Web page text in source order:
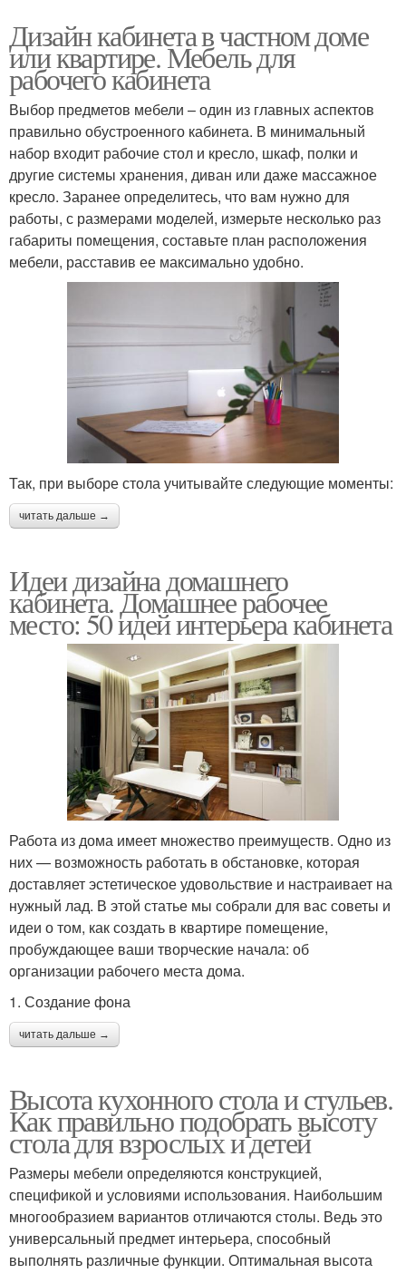
Дизайн кабинета в частном доме
или квартире. Мебель для
рабочего кабинета
Выбор предметов мебели – один из главных аспектов
правильно обустроенного кабинета. В минимальный
набор входит рабочие стол и кресло, шкаф, полки и
другие системы хранения, диван или даже массажное
кресло. Заранее определитесь, что вам нужно для
работы, с размерами моделей, измерьте несколько раз
габариты помещения, составьте план расположения
мебели, расставив ее максимально удобно.
Так, при выборе стола учитывайте следующие моменты:
читать дальше →
Идеи дизайна домашнего
кабинета. Домашнее рабочее
место: 50 идей интерьера кабинета
Работа из дома имеет множество преимуществ. Одно из
них — возможность работать в обстановке, которая
доставляет эстетическое удовольствие и настраивает на
нужный лад. В этой статье мы собрали для вас советы и
идеи о том, как создать в квартире помещение,
пробуждающее ваши творческие начала: об
организации рабочего места дома.
1. Создание фона
читать дальше →
Высота кухонного стола и стульев.
Как правильно подобрать высоту
стола для взрослых и детей
Размеры мебели определяются конструкцией,
спецификой и условиями использования. Наибольшим
многообразием вариантов отличаются столы. Ведь это
универсальный предмет интерьера, способный
выполнять различные функции. Оптимальная высота